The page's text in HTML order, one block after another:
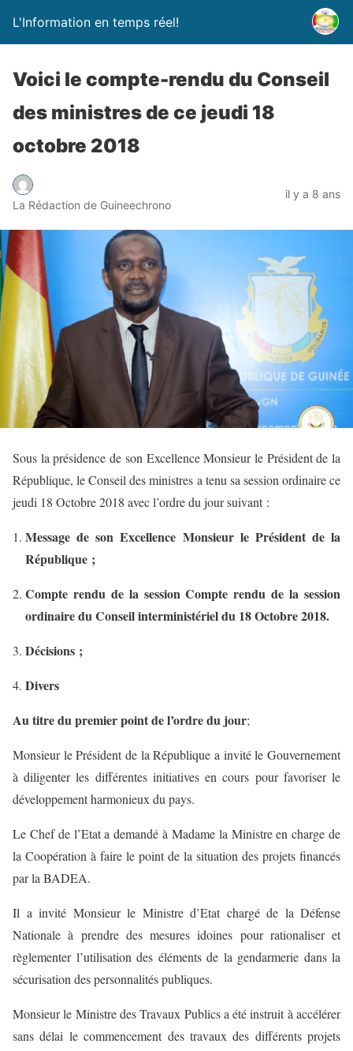
L'Information en temps réel!
Voici le compte-rendu du Conseil
des ministres de ce jeudi 18
octobre 2018
La Rédaction de Guineechrono
il y a 8 ans
Sous la présidence de son Excellence Monsieur le Président de la
République, le Conseil des ministres a tenu sa session ordinaire ce
jeudi 18 Octobre 2018 avec l’ordre du jour suivant :
Message de son Excellence Monsieur le Président de la
République ;
Compte rendu de la session Compte rendu de la session
ordinaire du Conseil interministériel du 18 Octobre 2018.
Décisions ;
Divers
Au titre du premier point de l’ordre du jour;
Monsieur le Président de la République a invité le Gouvernement
à diligenter les différentes initiatives en cours pour favoriser le
développement harmonieux du pays.
Le Chef de l’Etat a demandé à Madame la Ministre en charge de
la Coopération à faire le point de la situation des projets financés
par la BADEA.
Il a invité Monsieur le Ministre d’Etat chargé de la Défense
Nationale à prendre des mesures idoines pour rationaliser et
règlementer l’utilisation des éléments de la gendarmerie dans la
sécurisation des personnalités publiques.
Monsieur le Ministre des Travaux Publics a été instruit à accélérer
sans délai le commencement des travaux des différents projets